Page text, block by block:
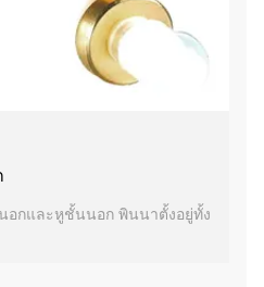
กและหูชั้นนอก พินนาตั้งอยู่ทั้ง